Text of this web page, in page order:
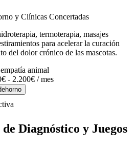
y Clínicas Concertadas
termoterapia, masajes
para acelerar la curación
del dolor crónico de las mascotas.
animal
- 2.200€ / mes
Diagnóstico y Juegos